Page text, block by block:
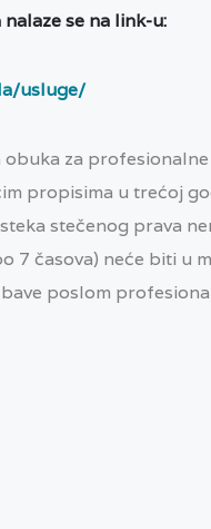
se na link-u:
usluge/
za profesionalne
propisima u trećoj
stečenog prava
7 časova) neće biti u
poslom